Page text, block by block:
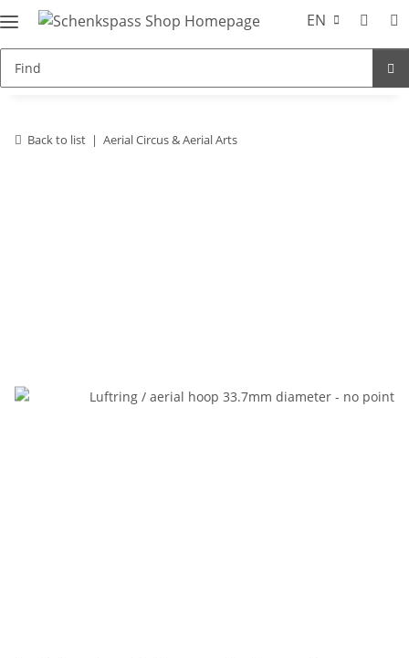
EN
Back to list Aerial Circus & Aerial Arts